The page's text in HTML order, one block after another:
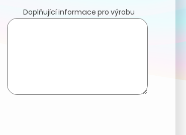
Doplňující informace pro výrobu